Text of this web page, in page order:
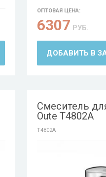
ОПТОВАЯ ЦЕНА:
6307 РУБ.
ДОБАВИТЬ В
Смеситель
Oute T4802A
T4802A